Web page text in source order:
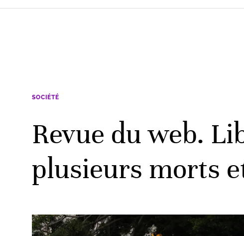
SOCIÉTÉ
Revue du web.
plusieurs morts